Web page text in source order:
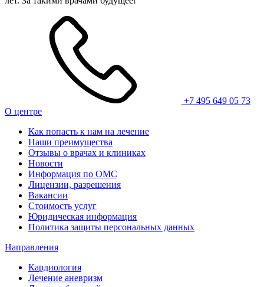
+7 495 649 05 73
О центре
Как попасть к нам на лечение
Наши преимущества
Отзывы о врачах и клиниках
Новости
Информация по ОМС
Лицензии, разрешения
Вакансии
Стоимость услуг
Юридическая информация
Политика защиты персональных данных
Направления
Кардиология
Лечение аневризм